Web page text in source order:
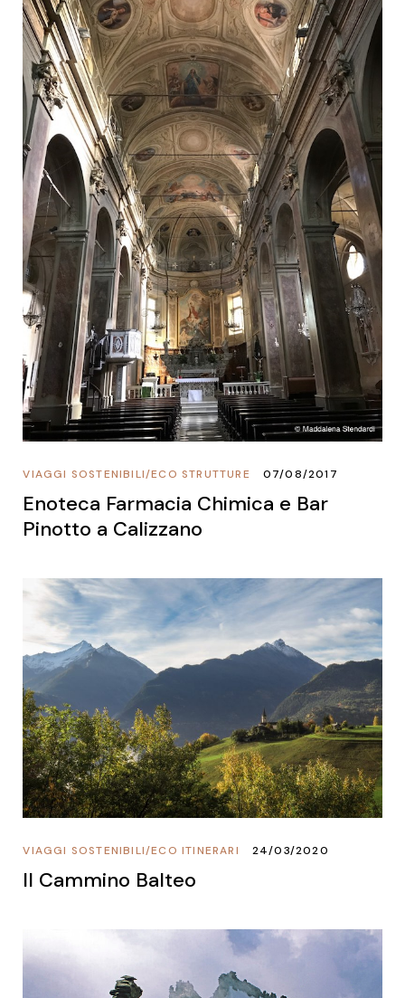
ECO STRUTTURE
/
VIAGGI SOSTENIBILI 07/08/2017
Enoteca Farmacia Chimica e Bar
Pinotto a Calizzano
ECO ITINERARI
/
VIAGGI SOSTENIBILI 24/03/2020
Il Cammino Balteo